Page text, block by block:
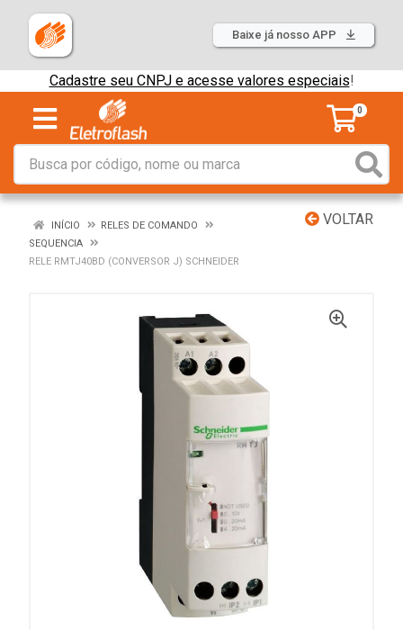
Baixe já nosso APP
Cadastre seu CNPJ e acesse valores especiais!
0
VOLTAR
INÍCIO
RELES DE COMANDO
SEQUENCIA
RELE RMTJ40BD (CONVERSOR J) SCHNEIDER